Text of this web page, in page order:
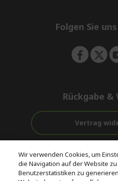
Folgen Sie
Rückgabe
Vertrag
Kostenloser
Versand
vor
Wir verwenden Cookies, um
die Navigation auf der Website
Benutzerstatistiken zu